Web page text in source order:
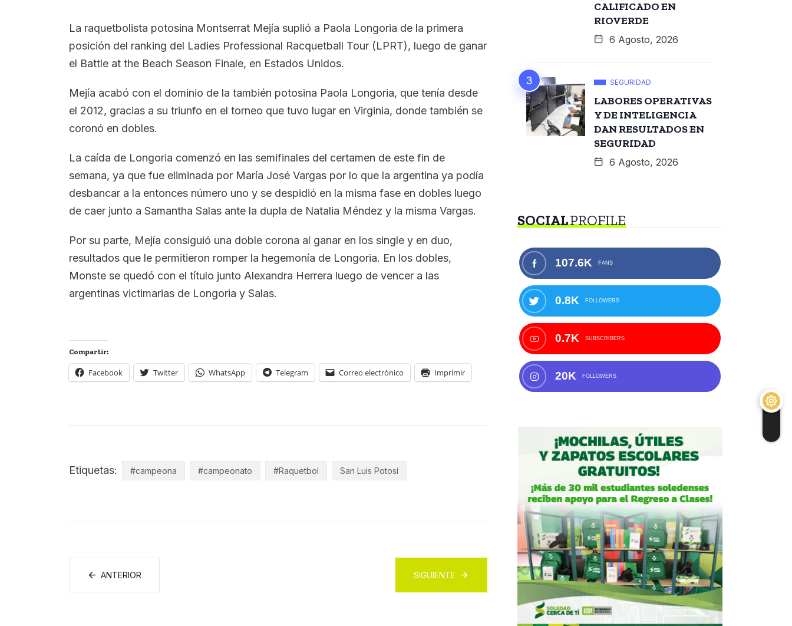
La raquetbolista potosina Montserrat Mejía suplió a Paola Longoria de la primera
posición del ranking del Ladies Professional Racquetball Tour (LPRT), luego de ganar
el Battle at the Beach Season Finale, en Estados Unidos.
Mejía acabó con el dominio de la también potosina Paola Longoria, que tenía desde
el 2012, gracias a su triunfo en el torneo que tuvo lugar en Virginia, donde también se
coronó en dobles.
La caída de Longoria comenzó en las semifinales del certamen de este fin de
semana, ya que fue eliminada por María José Vargas por lo que la argentina ya podía
desbancar a la entonces número uno y se despidió en la misma fase en dobles luego
de caer junto a Samantha Salas ante la dupla de Natalia Méndez y la misma Vargas.
Por su parte, Mejía consiguió una doble corona al ganar en los single y en duo,
resultados que le permitieron romper la hegemonía de Longoria. En los dobles,
Monste se quedó con el título junto Alexandra Herrera luego de vencer a las
argentinas victimarias de Longoria y Salas.
Compartir:
Facebook Twitter WhatsApp Telegram Correo electrónico Imprimir
Etiquetas: #campeona #campeonato #Raquetbol San Luis Potosí
ANTERIOR SIGUIENTE
CALIFICADO EN
RIOVERDE
6 Agosto, 2026
SEGURIDAD
LABORES OPERATIVAS
Y DE INTELIGENCIA
DAN RESULTADOS EN
SEGURIDAD
6 Agosto, 2026
SOCIALPROFILE
107.6K FANS
0.8K FOLLOWERS
0.7K SUBSCRIBERS
20K FOLLOWERS